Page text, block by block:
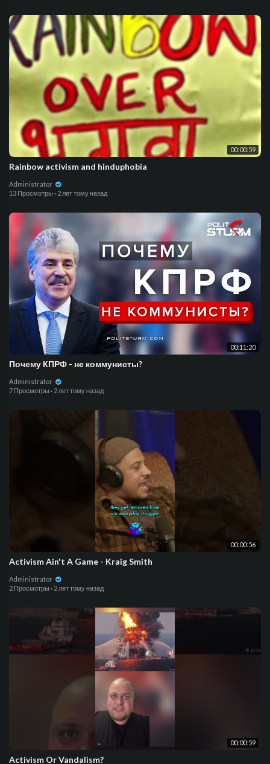
00:00:59
Rainbow activism and hinduphobia
Administrator
13 Просмотры · 2 лет тому назад
00:11:20
Почему КПРФ - не коммунисты?
Administrator
7 Просмотры · 2 лет тому назад
00:00:56
Activism Ain't A Game - Kraig Smith
Administrator
2 Просмотры · 2 лет тому назад
00:00:59
Activism Or Vandalism?